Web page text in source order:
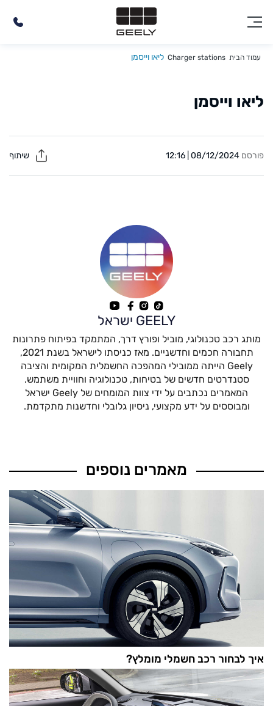
עמוד הבית Charger stations ליאו וייסמן
ליאו וייסמן
פורסם 08/12/2024 | 12:16
GEELY ישראל
מותג רכב טכנולוגי, מוביל ופורץ דרך, המתמקד בפיתוח פתרונות
תחבורה חכמים וחדשניים. מאז כניסתו לישראל בשנת 2021,
Geely הייתה ממובילי המהפכה החשמלית המקומית והציבה
סטנדרטים חדשים של בטיחות, טכנולוגיה וחוויית משתמש.
המאמרים נכתבים על ידי צוות המומחים של Geely ישראל
ומבוססים על ידע מקצועי, ניסיון גלובלי וחדשנות מתקדמת.
מאמרים נוספים
איך לבחור רכב חשמלי מומלץ?